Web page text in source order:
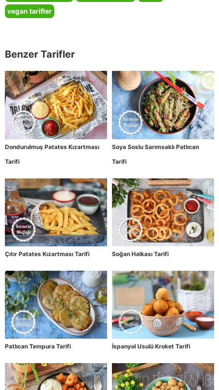
vegan tarifler
Benzer Tarifler
Dondurulmuş Patates Kızartması
Tarifi
Soya Soslu Sarımsaklı Patlıcan
Tarifi
Çıtır Patates Kızartması Tarifi Soğan Halkası Tarifi
Patlıcan Tempura Tarifi İspanyol Usulü Kroket Tarifi